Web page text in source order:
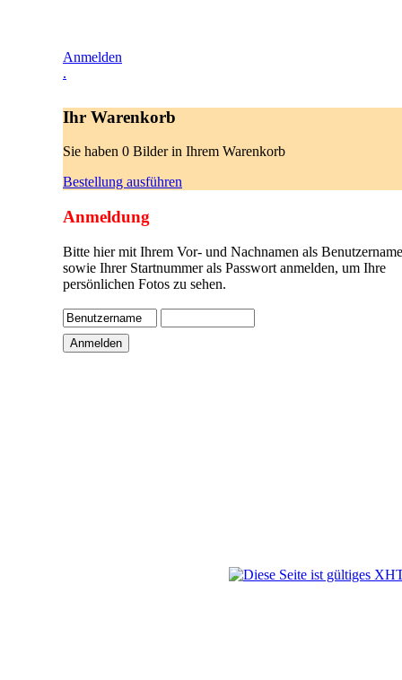
Anmelden
.
Ihr Warenkorb
Sie haben 0 Bilder in Ihrem Warenkorb
Bestellung ausführen
Anmeldung
Bitte hier mit Ihrem Vor- und Nachnamen als
sowie Ihrer Startnummer als Passwort anmelden, um Ihre
persönlichen Fotos zu sehen.